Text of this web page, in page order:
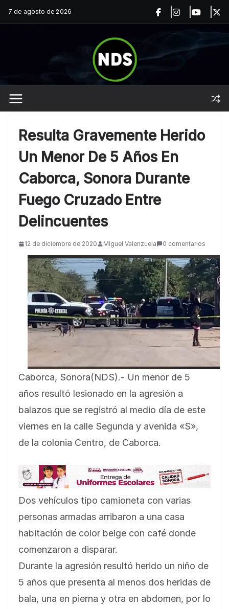
Saltar
al
7 de agosto de 2026
Resulta Gravemente Herido
Un Menor De 5 Años En
Caborca, Sonora Durante
Fuego Cruzado Entre
Delincuentes
12 de diciembre de 2020 Miguel Valenzuela 0 comentarios
Caborca, Sonora(NDS).- Un menor de 5
años resultó lesionado en la agresión a
balazos que se registró al medio día de este
viernes en la calle Segunda y avenida «S»,
de la colonia Centro, de Caborca.
Dos vehículos tipo camioneta con varias
personas armadas arribaron a una casa
habitación de color beige con café donde
comenzaron a disparar.
Durante la agresión resultó herido un niño de
5 años que presenta al menos dos heridas de
bala, una en pierna y otra en abdomen, por lo